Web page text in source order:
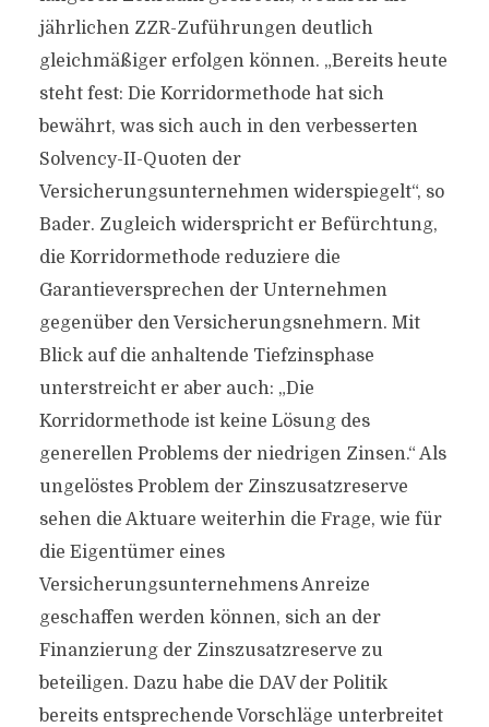
jährlichen ZZR-Zuführungen deutlich
gleichmäßiger erfolgen können. „Bereits heute
steht fest: Die Korridormethode hat sich
bewährt, was sich auch in den verbesserten
Solvency-II-Quoten der
Versicherungsunternehmen widerspiegelt“, so
Bader. Zugleich widerspricht er Befürchtung,
die Korridormethode reduziere die
Garantieversprechen der Unternehmen
gegenüber den Versicherungsnehmern. Mit
Blick auf die anhaltende Tiefzinsphase
unterstreicht er aber auch: „Die
Korridormethode ist keine Lösung des
generellen Problems der niedrigen Zinsen.“ Als
ungelöstes Problem der Zinszusatzreserve
sehen die Aktuare weiterhin die Frage, wie für
die Eigentümer eines
Versicherungsunternehmens Anreize
geschaffen werden können, sich an der
Finanzierung der Zinszusatzreserve zu
beteiligen. Dazu habe die DAV der Politik
bereits entsprechende Vorschläge unterbreitet